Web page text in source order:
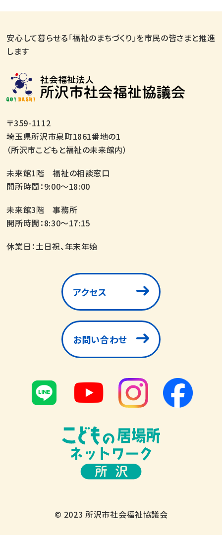
安心して暮らせる「福祉のまちづくり」を市民の皆さまと推進
します
〒359-1112
埼玉県所沢市泉町1861番地の1
（所沢市こどもと福祉の未来館内）
未来館1階 福祉の相談窓口
開所時間：9:00～18:00
未来館3階 事務所
開所時間：8:30～17:15
休業日：土日祝、年末年始
アクセス
お問い合わせ
© 2023 所沢市社会福祉協議会